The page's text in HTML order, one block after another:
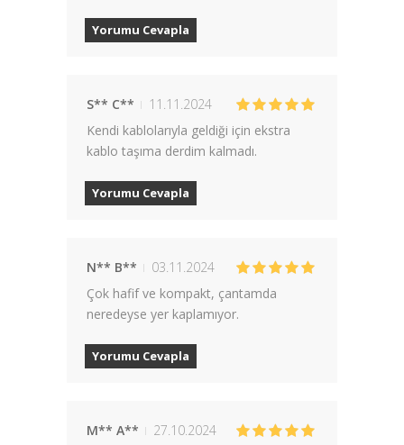
Yorumu Cevapla
S** C**
11.11.2024
Kendi kablolarıyla geldiği için ekstra
kablo taşıma derdim kalmadı.
Yorumu Cevapla
N** B**
03.11.2024
Çok hafif ve kompakt, çantamda
neredeyse yer kaplamıyor.
Yorumu Cevapla
M** A**
27.10.2024